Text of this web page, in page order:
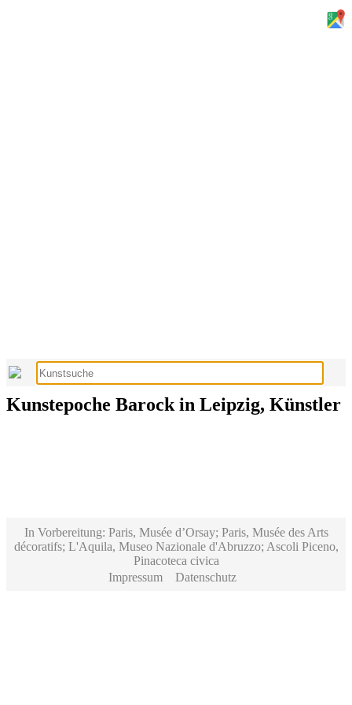
Kunstepoche Barock in Leipzig, Künstler
In Vorbereitung: Paris, Musée d’Orsay; Paris, Musée des Arts
décoratifs; L'Aquila, Museo Nazionale d'Abruzzo; Ascoli Piceno,
Pinacoteca civica
Impressum
Datenschutz